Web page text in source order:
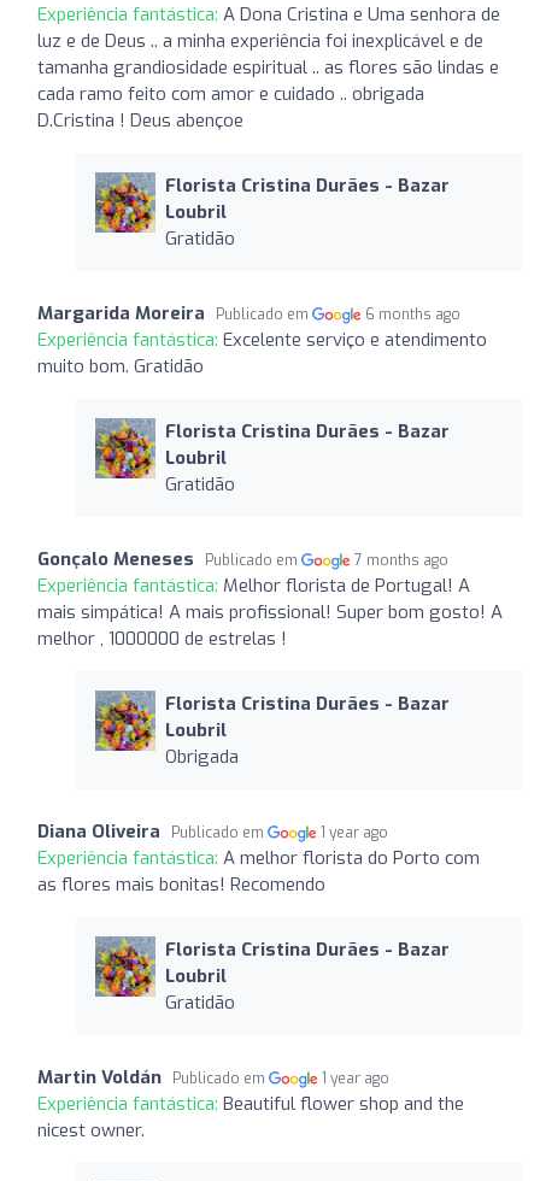
Experiência fantástica: A Dona Cristina e Uma senhora de
luz e de Deus .. a minha experiência foi inexplicável e de
tamanha grandiosidade espiritual .. as flores são lindas e
cada ramo feito com amor e cuidado .. obrigada
D.Cristina ! Deus abençoe
Florista Cristina Durães - Bazar
Loubril
Gratidão
Margarida Moreira Publicado em 6 months ago
Experiência fantástica: Excelente serviço e atendimento
muito bom. Gratidão
Florista Cristina Durães - Bazar
Loubril
Gratidão
Gonçalo Meneses Publicado em 7 months ago
Experiência fantástica: Melhor florista de Portugal! A
mais simpática! A mais profissional! Super bom gosto! A
melhor , 1000000 de estrelas !
Florista Cristina Durães - Bazar
Loubril
Obrigada
Diana Oliveira Publicado em 1 year ago
Experiência fantástica: A melhor florista do Porto com
as flores mais bonitas! Recomendo
Florista Cristina Durães - Bazar
Loubril
Gratidão
Martin Voldán Publicado em 1 year ago
Experiência fantástica: Beautiful flower shop and the
nicest owner.